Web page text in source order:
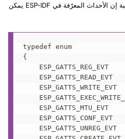
وبالمناسبة إن الأحداث المعرّفة في ESP-IDF يمكن
typedef enum
{
ESP_GATTS_REG_EVT
ESP_GATTS_READ_EVT
ESP_GATTS_WRITE_EVT
ESP_GATTS_MTU_EVT
ESP_GATTS_CONF_EVT
ESP_GATTS_UNREG_EVT